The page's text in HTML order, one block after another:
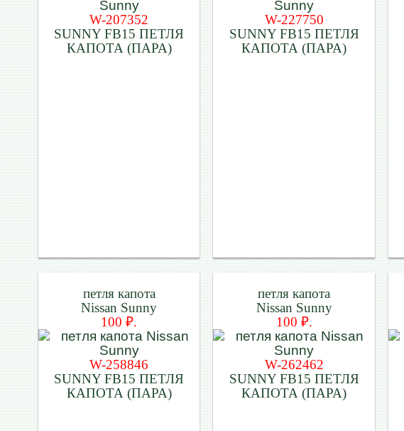
W-207352
SUNNY FB15 ПЕТЛЯ
КАПОТА (ПАРА)
W-227750
SUNNY FB15 ПЕТЛЯ
КАПОТА (ПАРА)
петля капота
Nissan Sunny
100 ₽.
W-258846
SUNNY FB15 ПЕТЛЯ
КАПОТА (ПАРА)
петля капота
Nissan Sunny
100 ₽.
W-262462
SUNNY FB15 ПЕТЛЯ
КАПОТА (ПАРА)